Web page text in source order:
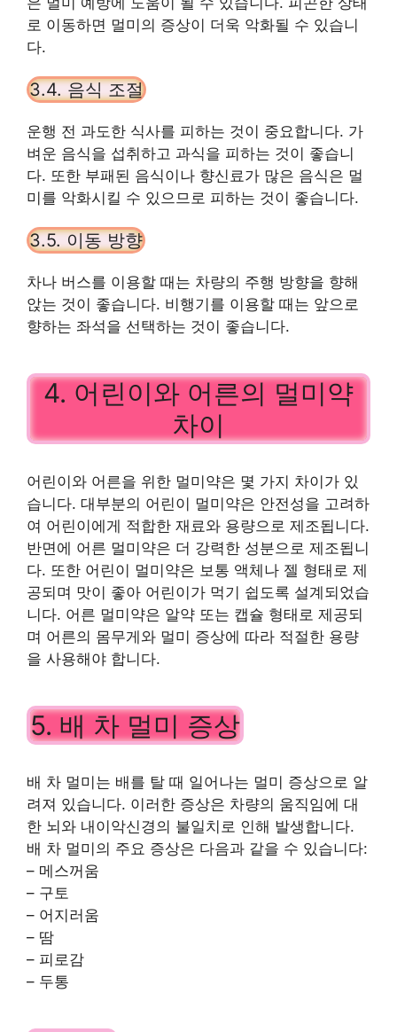
로 이동하면 멀미의 증상이 더욱 악화될 수 있습니
다.
3.4. 음식 조절
운행 전 과도한 식사를 피하는 것이 중요합니다. 가
벼운 음식을 섭취하고 과식을 피하는 것이 좋습니
다. 또한 부패된 음식이나 향신료가 많은 음식은 멀
미를 악화시킬 수 있으므로 피하는 것이 좋습니다.
3.5. 이동 방향
차나 버스를 이용할 때는 차량의 주행 방향을 향해
앉는 것이 좋습니다. 비행기를 이용할 때는 앞으로
향하는 좌석을 선택하는 것이 좋습니다.
4. 어린이와 어른의 멀미약
차이
어린이와 어른을 위한 멀미약은 몇 가지 차이가 있
습니다. 대부분의 어린이 멀미약은 안전성을 고려하
여 어린이에게 적합한 재료와 용량으로 제조됩니다.
반면에 어른 멀미약은 더 강력한 성분으로 제조됩니
다. 또한 어린이 멀미약은 보통 액체나 젤 형태로 제
공되며 맛이 좋아 어린이가 먹기 쉽도록 설계되었습
니다. 어른 멀미약은 알약 또는 캡슐 형태로 제공되
며 어른의 몸무게와 멀미 증상에 따라 적절한 용량
을 사용해야 합니다.
5. 배 차 멀미 증상
배 차 멀미는 배를 탈 때 일어나는 멀미 증상으로 알
려져 있습니다. 이러한 증상은 차량의 움직임에 대
한 뇌와 내이악신경의 불일치로 인해 발생합니다.
배 차 멀미의 주요 증상은 다음과 같을 수 있습니다:
– 메스꺼움
– 구토
– 어지러움
– 땀
– 피로감
– 두통